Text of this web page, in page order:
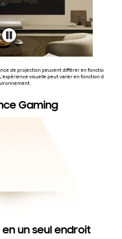
de projection peuvent différer en fonctio
visuelle peut varier en fonction d
Gaming
un seul endroit